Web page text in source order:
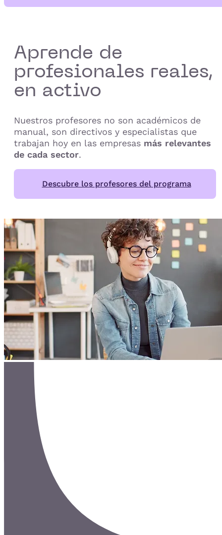
Aprende de
profesionales reales,
en activo
Nuestros profesores no son académicos de
manual, son directivos y especialistas que
trabajan hoy en las empresas más relevantes
de cada sector.
Descubre los profesores del programa